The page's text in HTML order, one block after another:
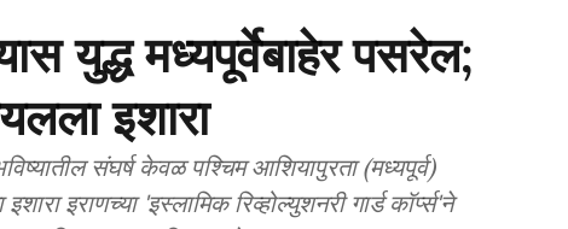
युद्ध मध्यपूर्वेबाहेर पसरेल;
इशारा
संघर्ष केवळ पश्चिम आशियापुरता (मध्यपूर्व)
इराणच्या 'इस्लामिक रिव्होल्युशनरी गार्ड कॉर्प्स'ने